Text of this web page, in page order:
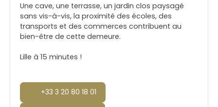
Une cave, une terrasse, un jardin clos paysagé
sans vis-à-vis, la proximité des écoles, des
transports et des commerces contribuent au
bien-être de cette demeure.
Lille à 15 minutes !
+33 3 20 80 18 01